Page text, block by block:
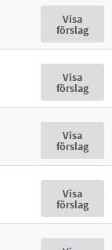
Visa
förslag
Visa
förslag
Visa
förslag
Visa
förslag